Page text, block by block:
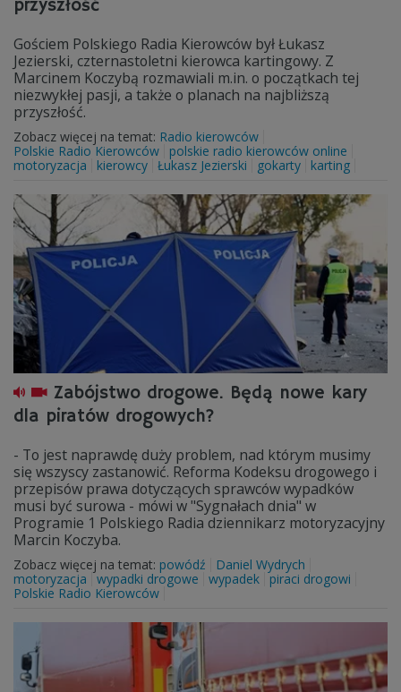
przyszłość
Gościem Polskiego Radia Kierowców był Łukasz
Jezierski, czternastoletni kierowca kartingowy. Z
Marcinem Koczybą rozmawiali m.in. o początkach tej
niezwykłej pasji, a także o planach na najbliższą
przyszłość.
Zobacz więcej na temat: Radio kierowców
Polskie Radio Kierowców
polskie radio kierowców online
motoryzacja
kierowcy Łukasz Jezierski gokarty karting
Zabójstwo drogowe. Będą nowe kary
dla piratów drogowych?
- To jest naprawdę duży problem, nad którym musimy
się wszyscy zastanowić. Reforma Kodeksu drogowego i
przepisów prawa dotyczących sprawców wypadków
musi być surowa - mówi w "Sygnałach dnia" w
Programie 1 Polskiego Radia dziennikarz motoryzacyjny
Marcin Koczyba.
Zobacz więcej na temat: powódź
Daniel Wydrych
motoryzacja
wypadki drogowe wypadek piraci drogowi
Polskie Radio Kierowców